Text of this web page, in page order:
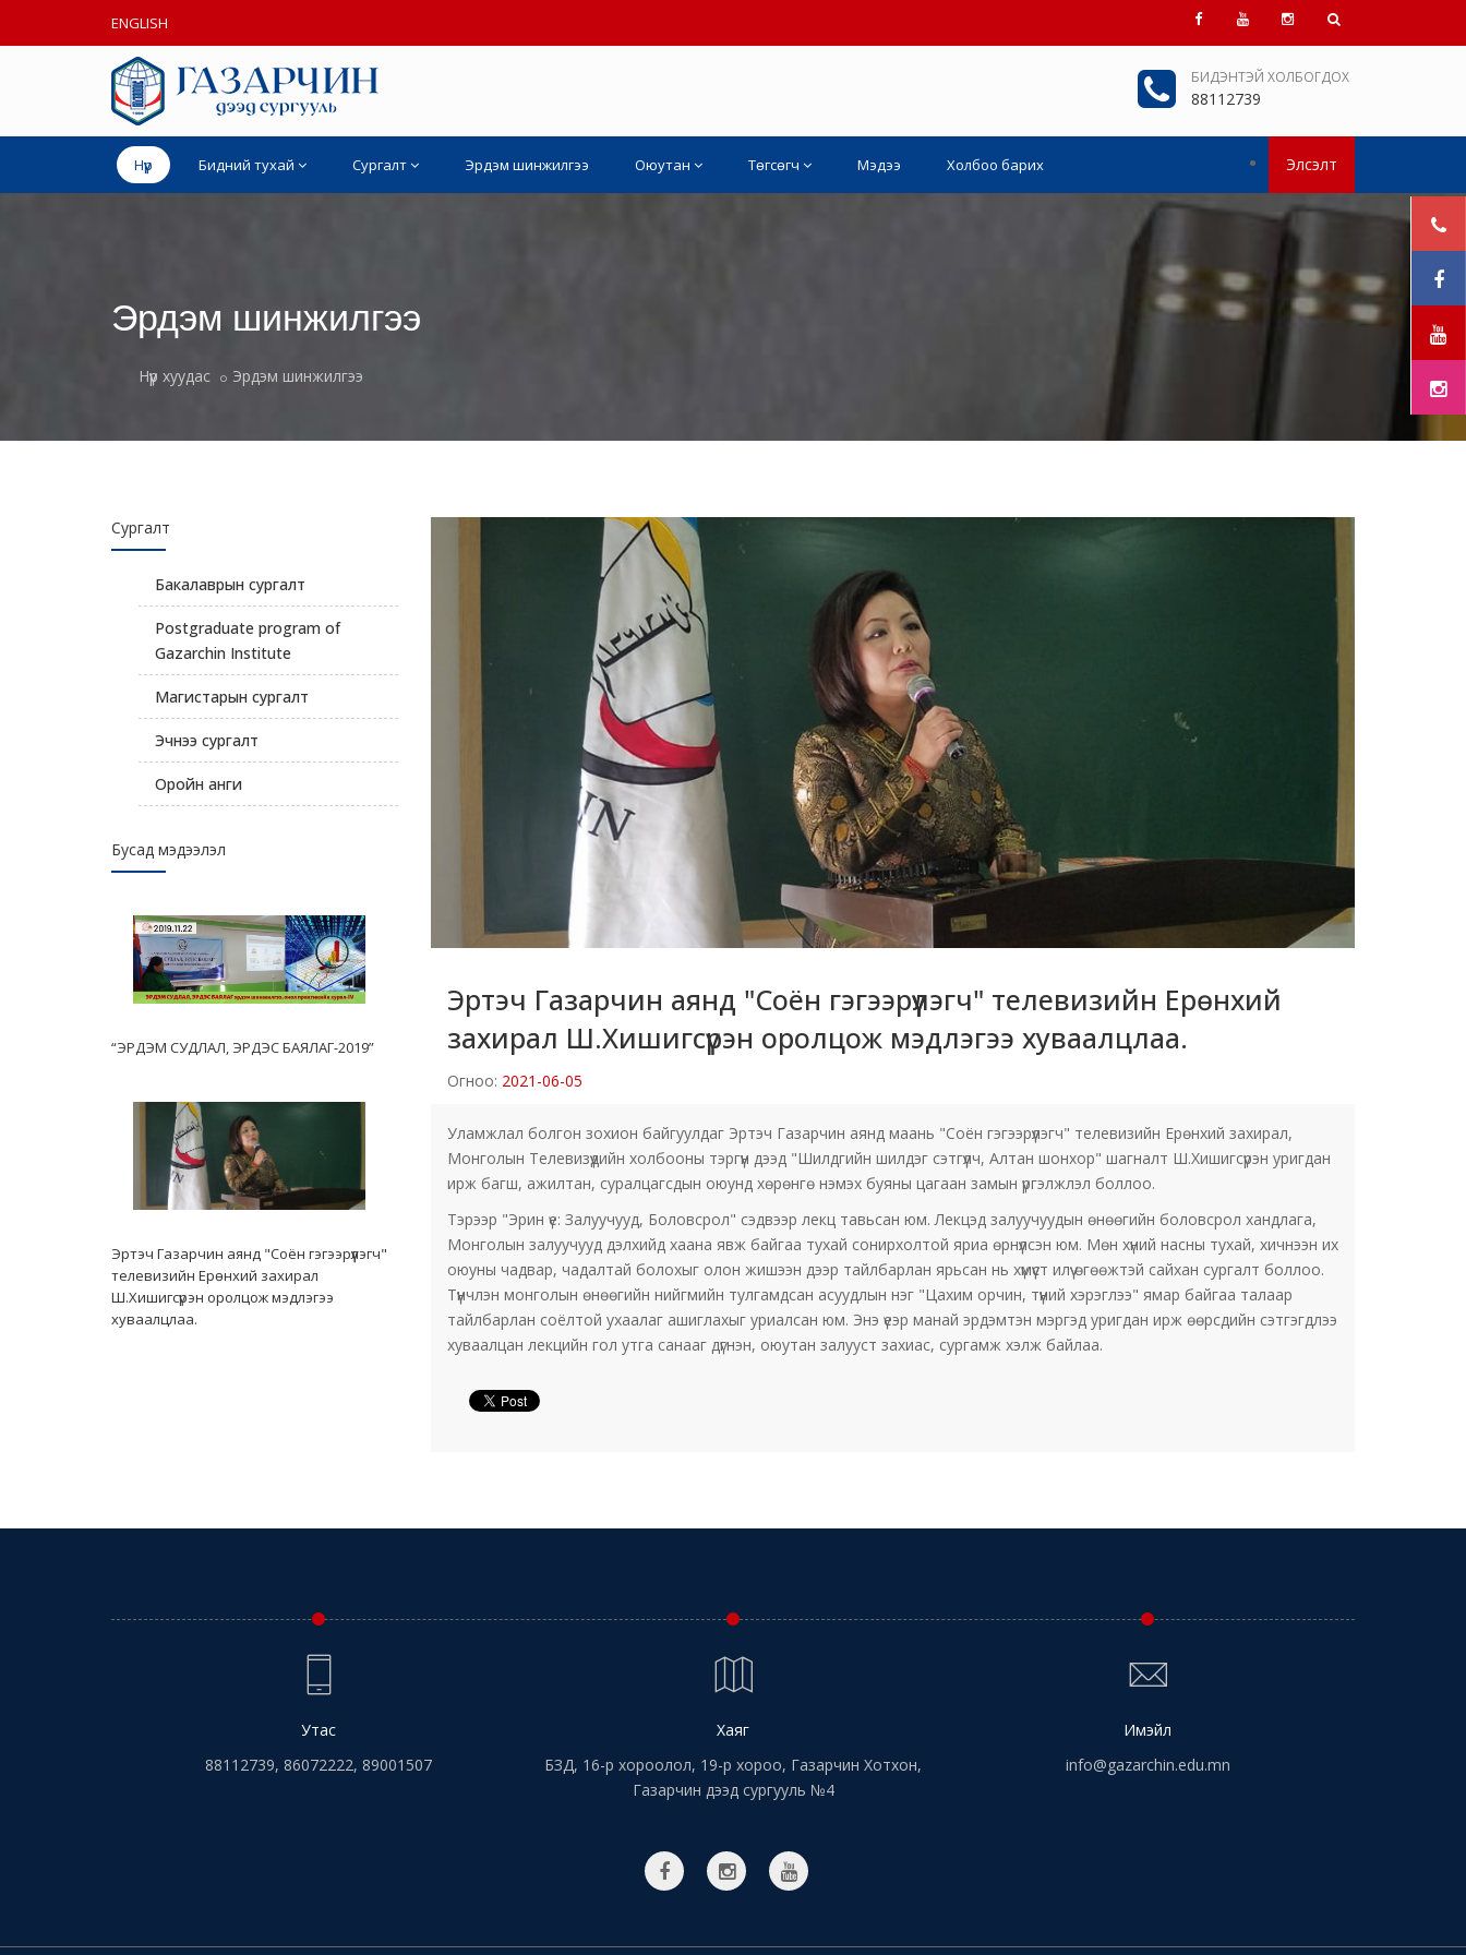
ENGLISH
БИДЭНТЭЙ ХОЛБОГДОХ
88112739
Нүүр Бидний тухай Сургалт Эрдэм шинжилгээ Оюутан Төгсөгч Мэдээ Холбоо барих Элсэлт
Эрдэм шинжилгээ
Нүүр хуудас Эрдэм шинжилгээ
Эртэч Газарчин аянд "Соён гэгээрүүлэгч" телевизийн Ерөнхий
захирал Ш.Хишигсүрэн оролцож мэдлэгээ хуваалцлаа.
Огноо: 2021-06-05
Уламжлал болгон зохион байгуулдаг Эртэч Газарчин аянд маань "Соён гэгээрүүлэгч" телевизийн Ерөнхий захирал,
Монголын Телевизүүдийн холбооны тэргүүн дээд "Шилдгийн шилдэг сэтгүүлч, Алтан шонхор" шагналт Ш.Хишигсүрэн уригдан
ирж багш, ажилтан, суралцагсдын оюунд хөрөнгө нэмэх буяны цагаан замын үргэлжлэл боллоо.
Тэрээр "Эрин үе: Залуучууд, Боловсрол" сэдвээр лекц тавьсан юм. Лекцэд залуучуудын өнөөгийн боловсрол хандлага,
Монголын залуучууд дэлхийд хаана явж байгаа тухай сонирхолтой яриа өрнүүлсэн юм. Мөн хүний насны тухай, хичнээн их
оюуны чадвар, чадалтай болохыг олон жишээн дээр тайлбарлан ярьсан нь хүмүүст илүү өгөөжтэй сайхан сургалт боллоо.
Түүнчлэн монголын өнөөгийн нийгмийн тулгамдсан асуудлын нэг "Цахим орчин, түүний хэрэглээ" ямар байгаа талаар
тайлбарлан соёлтой ухаалаг ашиглахыг уриалсан юм. Энэ үеэр манай эрдэмтэн мэргэд уригдан ирж өөрсдийн сэтгэгдлээ
хуваалцан лекцийн гол утга санааг дүгнэн, оюутан залууст захиас, сургамж хэлж байлаа.
Сургалт
Бакалаврын сургалт
Postgraduate program of
Gazarchin Institute
Магистарын сургалт
Эчнээ сургалт
Оройн анги
Бусад мэдээлэл
“ЭРДЭМ СУДЛАЛ, ЭРДЭС БАЯЛАГ-2019”
Эртэч Газарчин аянд "Соён гэгээрүүлэгч"
телевизийн Ерөнхий захирал
Ш.Хишигсүрэн оролцож мэдлэгээ
хуваалцлаа.
Утас
88112739, 86072222, 89001507
Хаяг
БЗД, 16-р хороолол, 19-р хороо, Газарчин Хотхон,
Газарчин дээд сургууль №4
Имэйл
info@gazarchin.edu.mn